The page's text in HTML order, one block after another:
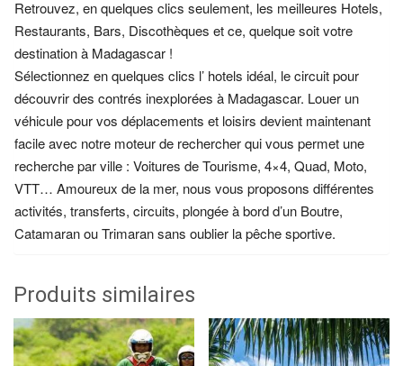
Retrouvez, en quelques clics seulement, les meilleures Hotels,
Restaurants, Bars, Discothèques et ce, quelque soit votre
destination à Madagascar !
Sélectionnez en quelques clics l’ hotels idéal, le circuit pour
découvrir des contrés inexplorées à Madagascar. Louer un
véhicule pour vos déplacements et loisirs devient maintenant
facile avec notre moteur de rechercher qui vous permet une
recherche par ville : Voitures de Tourisme, 4×4, Quad, Moto,
VTT… Amoureux de la mer, nous vous proposons différentes
activités, transferts, circuits, plongée à bord d’un Boutre,
Catamaran ou Trimaran sans oublier la pêche sportive.
Produits similaires